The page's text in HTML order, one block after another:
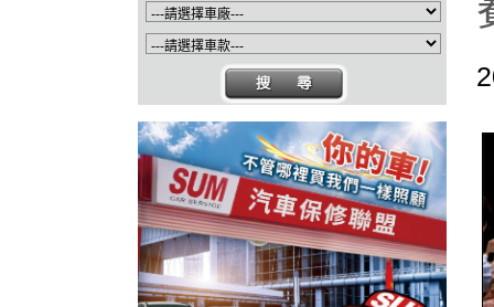
服務網絡